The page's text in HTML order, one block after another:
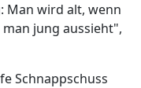
Man wird alt, wenn
jung aussieht",
Schnappschuss